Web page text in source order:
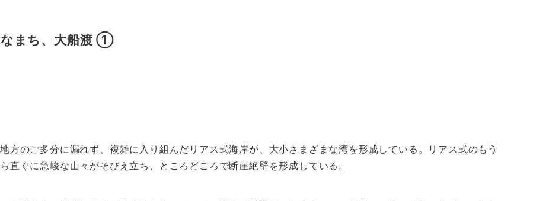
なまち、大船渡 ①
方のご多分に漏れず、複雑に入り組んだリアス式海岸が、大小さまざまな湾を形成している。リアス式のもう
直ぐに急峻な山々がそびえ立ち、ところどころで断崖絶壁を形成している。